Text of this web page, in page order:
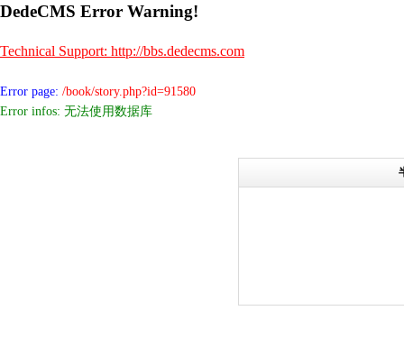
DedeCMS Error Warning!
Technical Support: http://bbs.dedecms.com
Error page: /book/story.php?id=91580
Error infos: 无法使用数据库